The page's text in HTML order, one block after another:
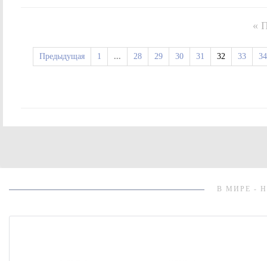
«
Предыдущая 1 ... 28 29 30 31 32 33 34
В МИРЕ -